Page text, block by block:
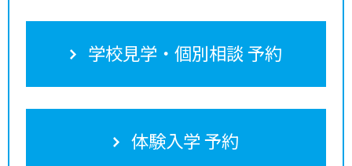
学校見学・個別相談 予約
体験入学 予約